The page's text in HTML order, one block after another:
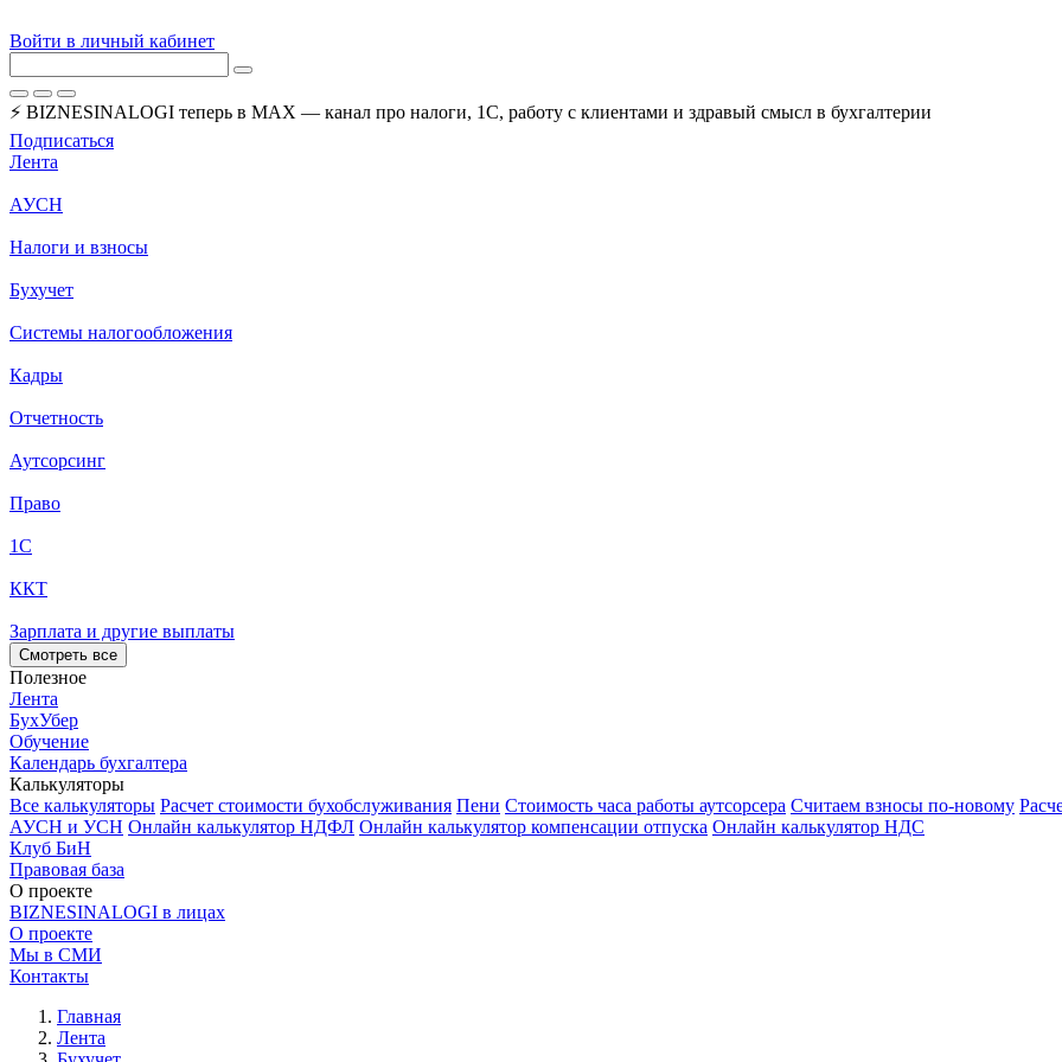
Войти в личный кабинет
⚡ BIZNESINALOGI теперь в MAX — канал про налоги, 1С, работу с клиентами и здравый смысл в бухгалтерии
Подписаться
Лента
АУСН
Налоги и взносы
Бухучет
Системы налогообложения
Кадры
Отчетность
Аутсорсинг
Право
1С
ККТ
Зарплата и другие выплаты
Смотреть все
Полезное
Лента
БухУбер
Обучение
Календарь бухгалтера
Калькуляторы
Все калькуляторы Расчет стоимости бухобслуживания Пени Стоимость часа работы аутсорсера Считаем взносы по-новому
АУСН и УСН Онлайн калькулятор НДФЛ Онлайн калькулятор компенсации отпуска Онлайн калькулятор НДС
Клуб БиН
Правовая база
О проекте
BIZNESINALOGI в лицах
О проекте
Мы в СМИ
Контакты
Главная
Лента